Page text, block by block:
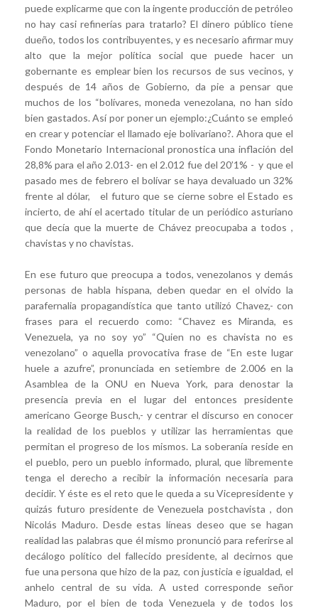
puede explicarme que con la ingente producción de petróleo
no hay casi refinerías para tratarlo? El dinero público tiene
dueño, todos los contribuyentes, y es necesario afirmar muy
alto que la mejor política social que puede hacer un
gobernante es emplear bien los recursos de sus vecinos, y
después de 14 años de Gobierno, da pie a pensar que
muchos de los “bolívares, moneda venezolana, no han sido
bien gastados. Así por poner un ejemplo:¿Cuánto se empleó
en crear y potenciar el llamado eje bolivariano?. Ahora que el
Fondo Monetario Internacional pronostica una inflación del
28,8% para el año 2.013- en el 2.012 fue del 20’1% - y que el
pasado mes de febrero el bolívar se haya devaluado un 32%
frente al dólar, el futuro que se cierne sobre el Estado es
incierto, de ahí el acertado titular de un periódico asturiano
que decía que la muerte de Chávez preocupaba a todos ,
chavistas y no chavistas.
En ese futuro que preocupa a todos, venezolanos y demás
personas de habla hispana, deben quedar en el olvido la
parafernalia propagandística que tanto utilizó Chavez,- con
frases para el recuerdo como: “Chavez es Miranda, es
Venezuela, ya no soy yo” “Quien no es chavista no es
venezolano” o aquella provocativa frase de “En este lugar
huele a azufre”, pronunciada en setiembre de 2.006 en la
Asamblea de la ONU en Nueva York, para denostar la
presencia previa en el lugar del entonces presidente
americano George Busch,- y centrar el discurso en conocer
la realidad de los pueblos y utilizar las herramientas que
permitan el progreso de los mismos. La soberanía reside en
el pueblo, pero un pueblo informado, plural, que libremente
tenga el derecho a recibir la información necesaria para
decidir. Y éste es el reto que le queda a su Vicepresidente y
quizás futuro presidente de Venezuela postchavista , don
Nicolás Maduro. Desde estas líneas deseo que se hagan
realidad las palabras que él mismo pronunció para referirse al
decálogo político del fallecido presidente, al decirnos que
fue una persona que hizo de la paz, con justicia e igualdad, el
anhelo central de su vida. A usted corresponde señor
Maduro, por el bien de toda Venezuela y de todos los